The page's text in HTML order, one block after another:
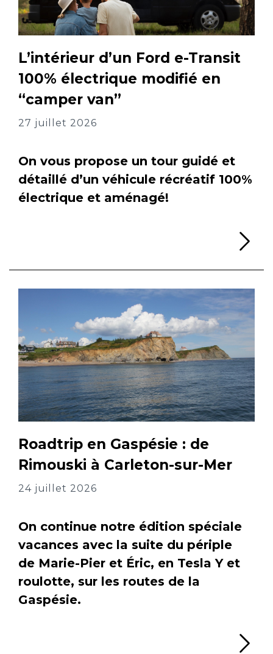
L’intérieur d’un Ford e-Transit
100% électrique modifié en
“camper van”
27 juillet 2026
On vous propose un tour guidé et
détaillé d’un véhicule récréatif 100%
électrique et aménagé!
Roadtrip en Gaspésie : de
Rimouski à Carleton-sur-Mer
24 juillet 2026
On continue notre édition spéciale
vacances avec la suite du périple
de Marie-Pier et Éric, en Tesla Y et
roulotte, sur les routes de la
Gaspésie.